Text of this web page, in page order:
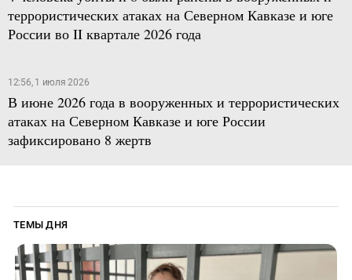
террористических атаках на Северном Кавказе и юге
России во II квартале 2026 года
12:56, 1 июля 2026
В июне 2026 года в вооруженных и террористических
атаках на Северном Кавказе и юге России
зафиксировано 8 жертв
ТЕМЫ ДНЯ